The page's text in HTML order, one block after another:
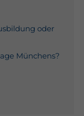
oder
Münchens?